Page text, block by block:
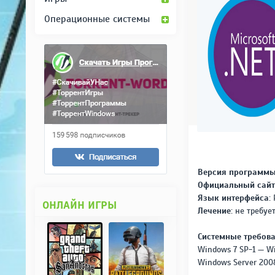
Версия
Официальный
Язык интерфейса:
Лечение:не
Системные
Windows 7 SP-1 —
Windows Server
Операционные системы
ОНЛАЙН ИГРЫ